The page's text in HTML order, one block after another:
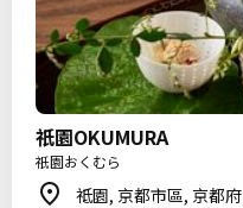
祇園OKUMURA
祇園おくむら
祗園, 京都市區, 京都府